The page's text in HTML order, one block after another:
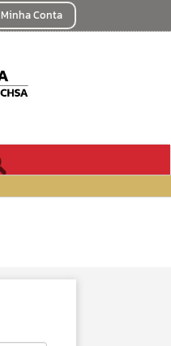
Minha Conta